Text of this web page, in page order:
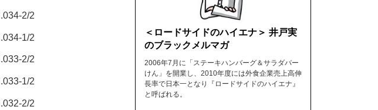
2/2
1/2
2/2
1/2
2/2
＜ロードサイドのハイエナ＞ 井戸実
のブラックメルマガ
2006年7月に「ステーキハンバーグ＆サラダバー
けん」を開業し、2010年度には外食企業売上高伸
長率で日本一となり『ロードサイドのハイエナ』
と呼ばれる。